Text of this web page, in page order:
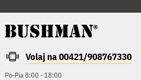
Volaj na 00421/908767330
Po-Pia 8:00 - 18:00